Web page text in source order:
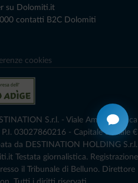
su Dolomiti.it
contatti B2C Dolomiti
cookies
S.r.l. - Viale Amedeo Duca
03027860216 - Capitale Sociale €
da DESTINATION HOLDING S.r.l.
Testata giornalistica. Registrazione
il Tribunale di Belluno.­ Direttore